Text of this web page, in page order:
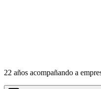
22 años acompañando a